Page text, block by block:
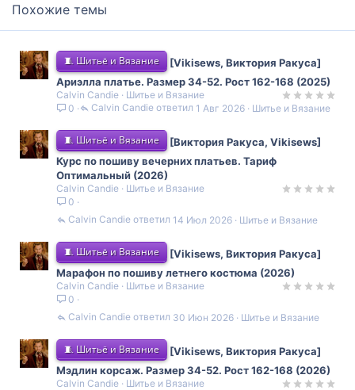
Похожие темы
🧵 Шитьё и Вязание
[Vikisews, Виктория Ракуса]
Ариэлла платье. Размер 34-52. Рост 162-168 (2025)
Calvin Candie
Шитье и Вязание
0
Шитье и Вязание
1 Авг 2026
Calvin Candie
🧵 Шитьё и Вязание
[Виктория Ракуса, Vikisews]
Курс по пошиву вечерних платьев. Тариф
Оптимальный (2026)
Calvin Candie
Шитье и Вязание
0
Шитье и Вязание
14 Июл 2026
Calvin Candie
🧵 Шитьё и Вязание
[Vikisews, Виктория Ракуса]
Марафон по пошиву летнего костюма (2026)
Calvin Candie
Шитье и Вязание
0
Шитье и Вязание
30 Июн 2026
Calvin Candie
🧵 Шитьё и Вязание
[Vikisews, Виктория Ракуса]
Мэдлин корсаж. Размер 34-52. Рост 162-168 (2026)
Calvin Candie
Шитье и Вязание